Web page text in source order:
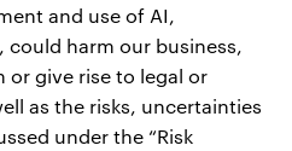
and use of AI,
could harm our business,
give rise to legal or
as the risks, uncertainties
under the “Risk